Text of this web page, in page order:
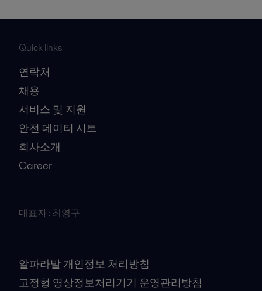
Quick links
연락처
채용
서비스 및 지원
안전 데이터 시트
회사소개
Career
대표자 : 최영구
알파라발 개인정보 처리방침
고정형 영상정보처리기기 운영관리방침